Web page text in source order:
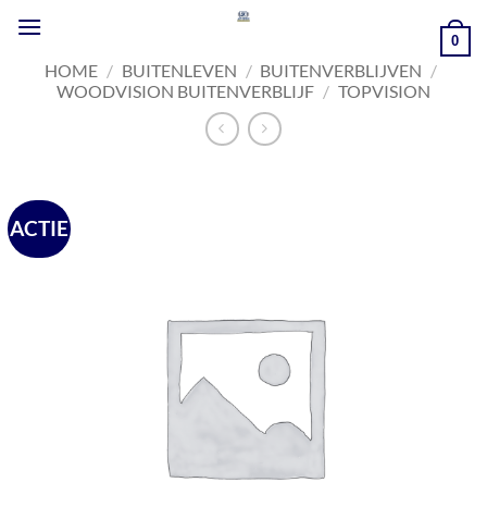
naar
inhoud
0
HOME / BUITENLEVEN / BUITENVERBLIJVEN /
WOODVISION BUITENVERBLIJF / TOPVISION
ACTIE